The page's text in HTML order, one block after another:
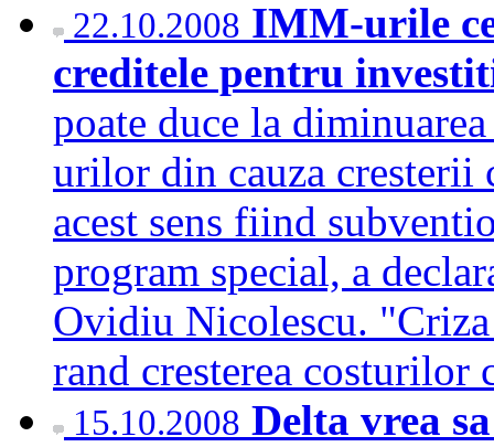
22.10.2008 IMM-urile
creditele pentru
poate duce la
urilor din cauza
acest sens fiind
program special, a
Ovidiu Nicolescu.
rand cresterea
15.10.2008 Delta vrea